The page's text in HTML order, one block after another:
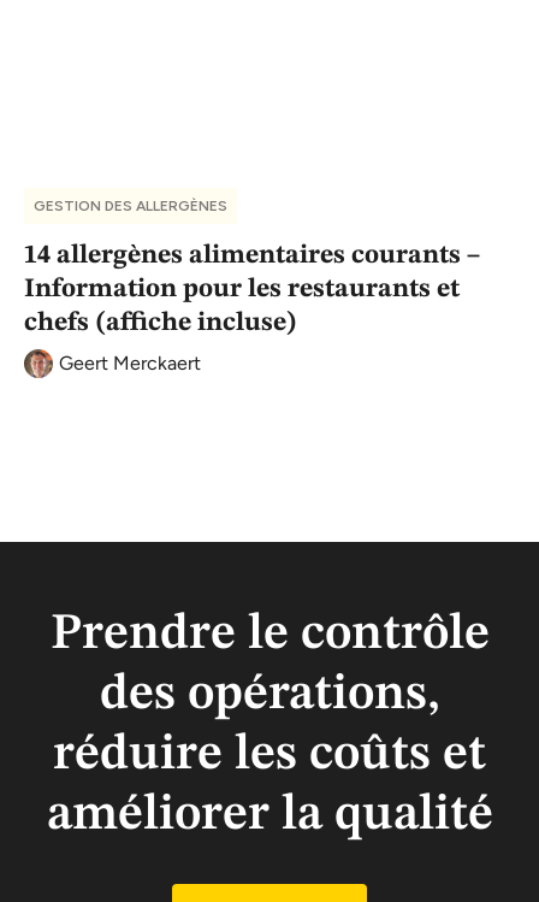
GESTION DES ALLERGÈNES
14 allergènes alimentaires courants –
Information pour les restaurants et
chefs (affiche incluse)
Geert Merckaert
Prendre le contrôle
des opérations,
réduire les coûts et
améliorer la qualité